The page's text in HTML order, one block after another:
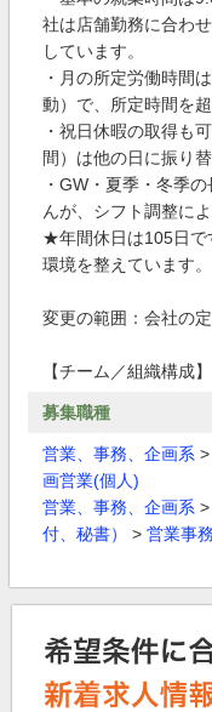
社は店舗勤務に合わ
しています。
・月の所定労働時間
動）で、所定時間を
・祝日休暇の取得も
間）は他の日に振り
・GW・夏季・冬季
んが、シフト調整に
★年間休日は105日で
環境を整えています。
変更の範囲：会社の
【チーム／組織構成】
募集職種
営業、事務、企画系 >
画営業(個人)
営業、事務、企画系 >
付、秘書）
> 営業事